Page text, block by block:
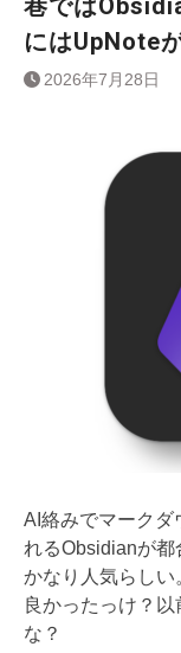
巷では
にはUpNote
2026年7月28日
AI絡みでマークダ
れるObsidianが
かなり人気らしい
良かったっけ？
な？